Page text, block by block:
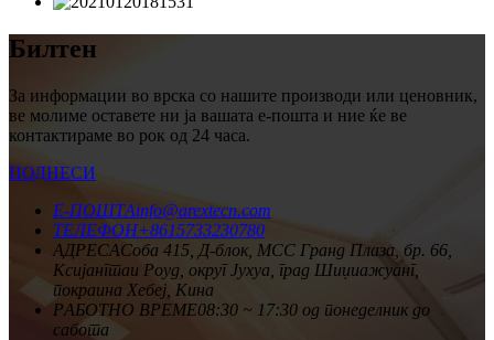
Билтен
За информации во врска со нашите производи или ценовник,
ве молиме оставете ни ја вашата е-пошта и ние ќе ве
контактираме во рок од 24 часа.
ПОДНЕСИ
Е-ПОШТАinfo@arextecn.com
ТЕЛЕФОН+8615733230780
АДРЕСАСоба 415, Д-блок, MCC Гранд Плаза, бр. 66,
Ксијангтаи Роуд, округ Јухуа, град Шиџиажуанг,
покраина Хебеј, Кина
РАБОТНО ВРЕМЕ08:30 ~ 17:30 од понеделник до
сабота